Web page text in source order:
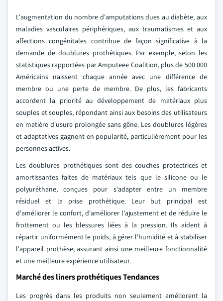
L'augmentation du nombre d'amputations dues au diabète, aux
maladies vasculaires périphériques, aux traumatismes et aux
affections congénitales contribue de façon significative à la
demande de doublures prothétiques. Par exemple, selon les
statistiques rapportées par Amputeee Coalition, plus de 500 000
Américains naissent chaque année avec une différence de
membre ou une perte de membre. De plus, les fabricants
accordent la priorité au développement de matériaux plus
souples et souples, répondant ainsi aux besoins des utilisateurs
en matière d'usure prolongée sans gêne. Les doublures légères
et adaptatives gagnent en popularité, particulièrement pour les
personnes actives.
Les doublures prothétiques sont des couches protectrices et
amortissantes faites de matériaux tels que le silicone ou le
polyuréthane, conçues pour s'adapter entre un membre
résiduel et la prise prothétique. Leur but principal est
d'améliorer le confort, d'améliorer l'ajustement et de réduire le
frottement ou les blessures liées à la pression. Ils aident à
répartir uniformément le poids, à gérer l'humidité et à stabiliser
l'appareil prothèse, assurant ainsi une meilleure fonctionnalité
et une meilleure expérience utilisateur.
Marché des liners prothétiques Tendances
Les progrès dans les produits non seulement améliorent la